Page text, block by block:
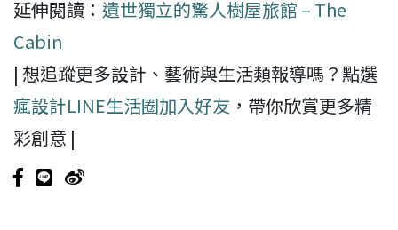
延伸閱讀： 遺世獨立的驚人樹屋旅館 – The
Cabin
| 想追蹤更多設計、藝術與生活類報導嗎？點選
瘋設計LINE生活圈加入好友 ，帶你欣賞更多精
彩創意 |